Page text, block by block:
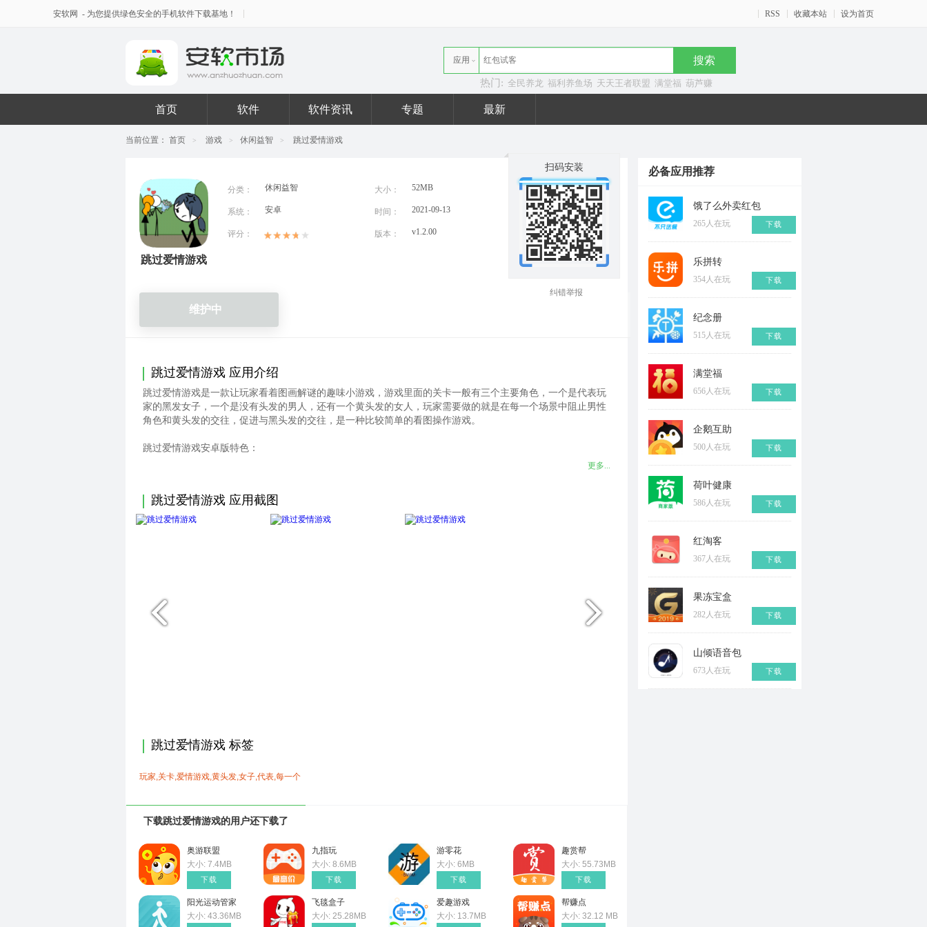
安软网 - 为您提供绿色安全的手机软件下载基地！ RSS 收藏本站 设为首页
应用
热门: 全民养龙 福利养鱼场 天天王者联盟 满堂福 葫芦赚
首页 软件 软件资讯 专题 最新
当前位置： 首页 > 游戏 > 休闲益智 > 跳过爱情游戏
跳过爱情游戏
分类： 休闲益智 大小： 52MB
系统： 安卓 时间： 2021-09-13
评分： 版本： v1.2.00
扫码安装
维护中
纠错举报
跳过爱情游戏 应用介绍
跳过爱情游戏是一款让玩家看着图画解谜的趣味小游戏，游戏里面的关卡一般有三个主要角色，一个是代表玩
家的黑发女子，一个是没有头发的男人，还有一个黄头发的女人，玩家需要做的就是在每一个场景中阻止男性
角色和黄头发的交往，促进与黑头发的交往，是一种比较简单的看图操作游戏。
跳过爱情游戏安卓版特色：
跳过爱情游戏Android版跳过玩法：
多级关卡给了玩家更多的拆散机会，把握每个机会，成功完成最大的使命。
更多...
跳过爱情游戏 应用截图
跳过爱情游戏 标签
玩家,关卡,爱情游戏,黄头发,女子,代表,每一个
下载跳过爱情游戏的用户还下载了
奥游联盟
大小: 7.4MB
下载
九指玩
大小: 8.6MB
下载
游零花
大小: 6MB
下载
趣赏帮
大小: 55.73MB
下载
阳光运动管家
大小: 43.36MB
飞毯盒子
大小: 25.28MB
爱趣游戏
大小: 13.7MB
帮赚点
大小: 32.12 MB
必备应用推荐
饿了么外卖红包
下载
265人在玩
乐拼转
下载
354人在玩
纪念册
下载
515人在玩
满堂福
下载
656人在玩
企鹅互助
下载
500人在玩
荷叶健康
下载
586人在玩
红淘客
下载
367人在玩
果冻宝盒
下载
282人在玩
山倾语音包
下载
673人在玩